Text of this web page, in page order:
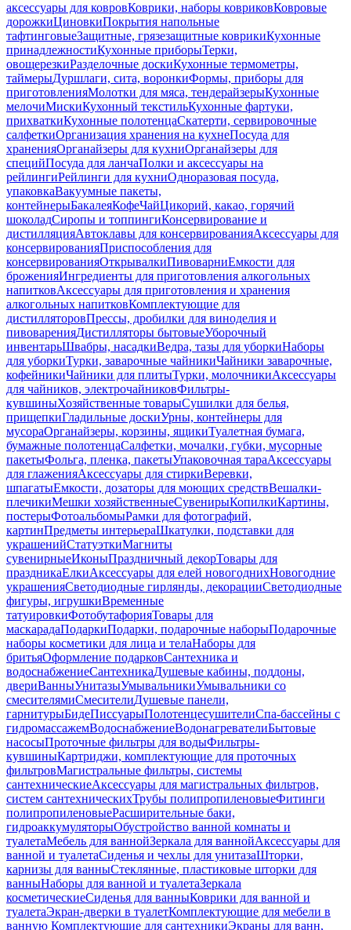
аксессуары для ковровКоврики, наборы ковриковКовровые
дорожкиЦиновкиПокрытия напольные
тафтинговыеЗащитные, грязезащитные коврикиКухонные
принадлежностиКухонные приборыТерки,
овощерезкиРазделочные доскиКухонные термометры,
таймерыДуршлаги, сита, воронкиФормы, приборы для
приготовленияМолотки для мяса, тендерайзерыКухонные
мелочиМискиКухонный текстильКухонные фартуки,
прихваткиКухонные полотенцаСкатерти, сервировочные
салфеткиОрганизация хранения на кухнеПосуда для
храненияОрганайзеры для кухниОрганайзеры для
специйПосуда для ланчаПолки и аксессуары на
рейлингиРейлинги для кухниОдноразовая посуда,
упаковкаВакуумные пакеты,
контейнерыБакалеяКофеЧайЦикорий, какао, горячий
шоколадСиропы и топпингиКонсервирование и
дистилляцияАвтоклавы для консервированияАксессуары для
консервированияПриспособления для
консервированияОткрывалкиПивоварниЕмкости для
броженияИнгредиенты для приготовления алкогольных
напитковАксессуары для приготовления и хранения
алкогольных напитковКомплектующие для
дистилляторовПрессы, дробилки для виноделия и
пивоваренияДистилляторы бытовыеУборочный
инвентарьШвабры, насадкиВедра, тазы для уборкиНаборы
для уборкиТурки, заварочные чайникиЧайники заварочные,
кофейникиЧайники для плитыТурки, молочникиАксессуары
для чайников, электрочайниковФильтры-
кувшиныХозяйственные товарыСушилки для белья,
прищепкиГладильные доскиУрны, контейнеры для
мусораОрганайзеры, корзины, ящикиТуалетная бумага,
бумажные полотенцаСалфетки, мочалки, губки, мусорные
пакетыФольга, пленка, пакетыУпаковочная тараАксессуары
для глаженияАксессуары для стиркиВеревки,
шпагатыЕмкости, дозаторы для моющих средствВешалки-
плечикиМешки хозяйственныеСувенирыКопилкиКартины,
постерыФотоальбомыРамки для фотографий,
картинПредметы интерьераШкатулки, подставки для
украшенийСтатуэткиМагниты
сувенирныеИконыПраздничный декорТовары для
праздникаЕлкиАксессуары для елей новогоднихНовогодние
украшенияСветодиодные гирлянды, декорацииСветодиодные
фигуры, игрушкиВременные
татуировкиФотобутафорияТовары для
маскарадаПодаркиПодарки, подарочные наборыПодарочные
наборы косметики для лица и телаНаборы для
бритьяОформление подарковСантехника и
водоснабжениеСантехникаДушевые кабины, поддоны,
двериВанныУнитазыУмывальникиУмывальники со
смесителямиСмесителиДушевые панели,
гарнитурыБидеПиссуарыПолотенцесушителиСпа-бассейны с
гидромассажемВодоснабжениеВодонагревателиБытовые
насосыПроточные фильтры для водыФильтры-
кувшиныКартриджи, комплектующие для проточных
фильтровМагистральные фильтры, системы
сантехническиеАксессуары для магистральных фильтров,
систем сантехническихТрубы полипропиленовыеФитинги
полипропиленовыеРасширительные баки,
гидроаккумуляторыОбустройство ванной комнаты и
туалетаМебель для ваннойЗеркала для ваннойАксессуары для
ванной и туалетаСиденья и чехлы для унитазаШторки,
карнизы для ванныСтеклянные, пластиковые шторки для
ванныНаборы для ванной и туалетаЗеркала
косметическиеСиденья для ванныКоврики для ванной и
туалетаЭкран-дверки в туалетКомплектующие для мебели в
ванную Комплектующие для сантехникиЭкраны для ванн,